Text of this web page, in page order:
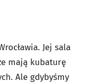
Jej sala
mają kubaturę
Ale gdybyśmy